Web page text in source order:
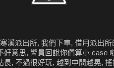
溪派出所, 我們下車, 借用派出
好意思, 警員回說你們算小
, 不過很好玩, 越到中間越晃,